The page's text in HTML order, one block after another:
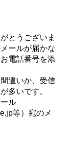
とうございま
ールが届かな
電話番号を添
違いか、受信
多いです。
ル
等）宛のメ